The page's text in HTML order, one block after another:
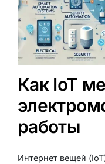
Как IoT
работы
Интернет вещей